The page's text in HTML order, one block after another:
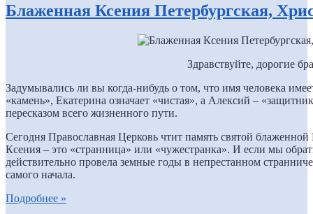
Блаженная Ксения Петербургская,
Здравствуйте, дорогие
Задумывались ли вы когда-нибудь о том, что имя человека
«камень», Екатерина означает «чистая», а Алексий –
пересказом всего жизненного пути.
Сегодня Православная Церковь чтит память святой
Ксения – это «странница» или «чужестранка». И если мы
действительно провела земные годы в непрестанном
самого начала.
Подробнее »